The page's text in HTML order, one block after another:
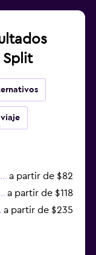
a partir de $82
a partir de $118
a partir de $235